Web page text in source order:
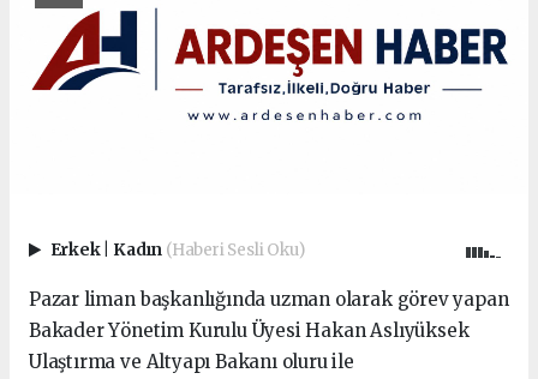
Erkek Kadın (Haberi Sesli Oku)
Pazar liman başkanlığında uzman olarak görev yapan
Bakader Yönetim Kurulu Üyesi Hakan Aslıyüksek
Ulaştırma ve Altyapı Bakanı oluru ile